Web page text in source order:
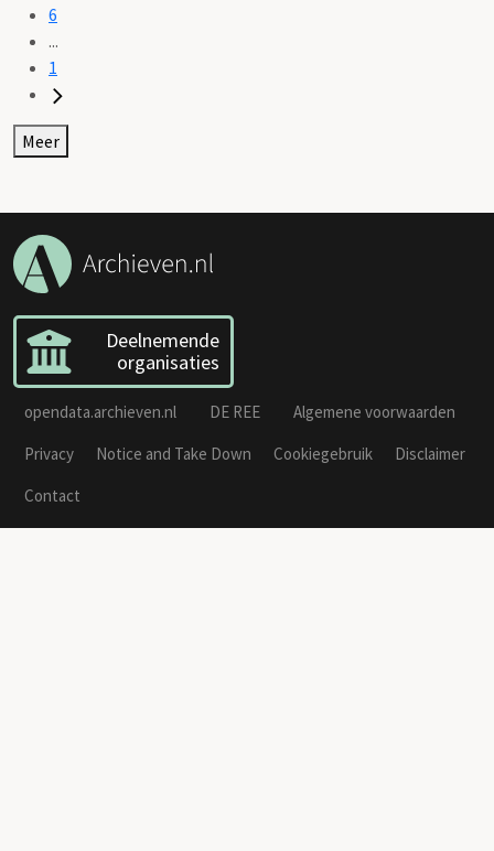
6
...
1
Meer
Deelnemende
organisaties
opendata.archieven.nl DE REE
Algemene voorwaarden
Privacy
Notice and Take Down Cookiegebruik
Disclaimer
Contact